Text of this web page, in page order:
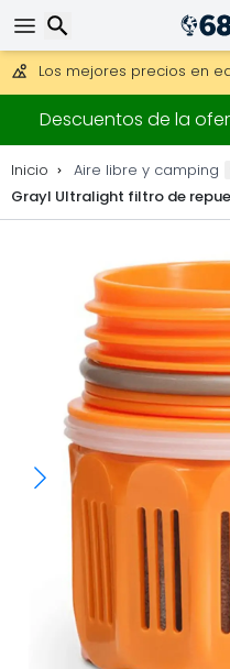
Envío DHL 1 día disponible.
30 días para
Los mejores precios en
Descuentos de la
Inicio Aire libre y camping
Grayl Ultralight filtro de
Buscar